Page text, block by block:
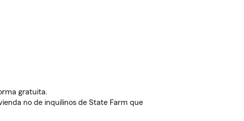
gratuita.
no de inquilinos de State Farm que